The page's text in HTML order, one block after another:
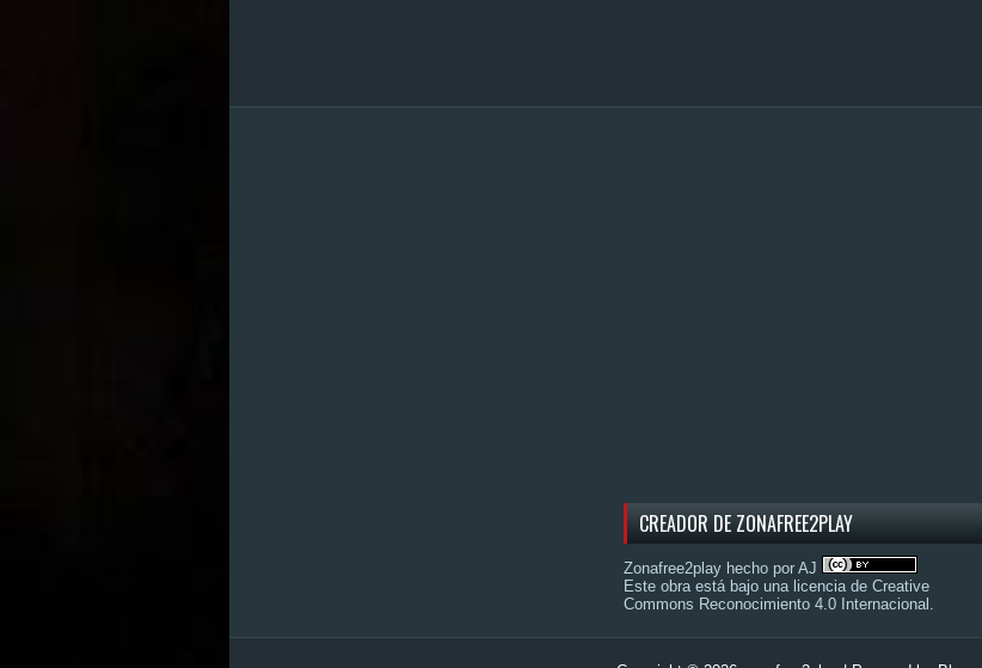
CREADOR DE ZONAFREE2PLAY
Zonafree2play hecho por AJ
Este obra está bajo una licencia de Creative
Commons Reconocimiento 4.0 Internacional